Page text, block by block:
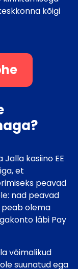
kõigi
kasiino EE
et
peavad
nad peavad
olema
läbi Pay
võimalikud
suunatud ega